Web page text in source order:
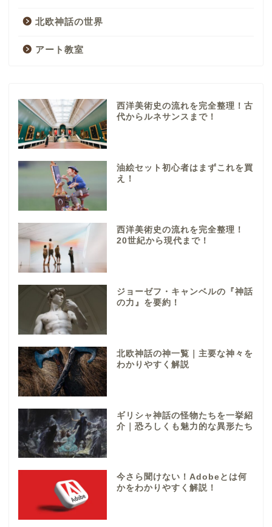
北欧神話の世界
アート教室
西洋美術史の流れを完全整理！古
代からルネサンスまで！
油絵セット初心者はまずこれを買
え！
西洋美術史の流れを完全整理！
20世紀から現代まで！
ジョーゼフ・キャンベルの『神話
の力』を要約！
北欧神話の神一覧｜主要な神々を
わかりやすく解説
ギリシャ神話の怪物たちを一挙紹
介｜恐ろしくも魅力的な異形たち
今さら聞けない！Adobeとは何
かをわかりやすく解説！